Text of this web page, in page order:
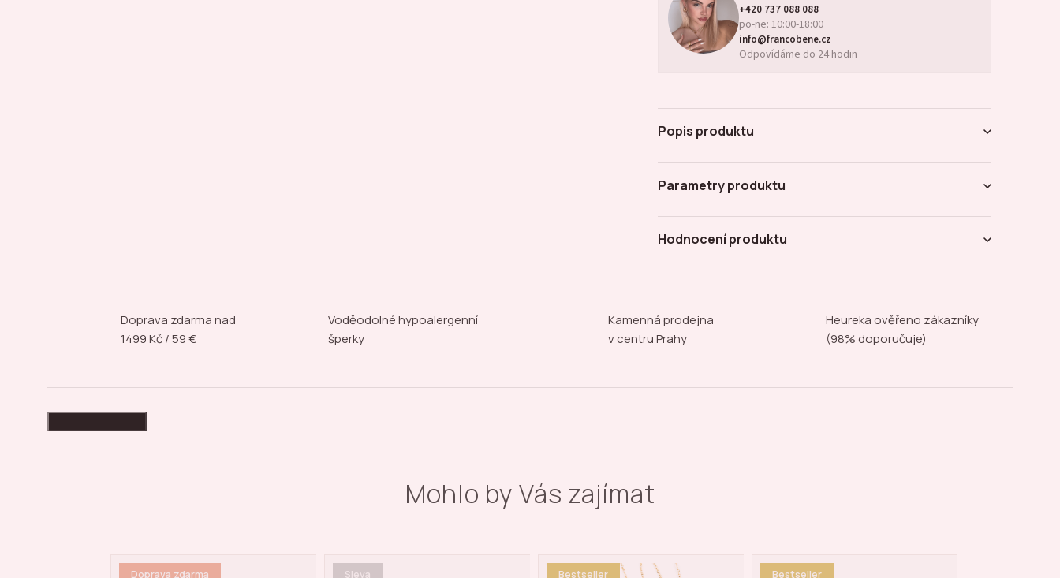
+420 737 088 088
po-ne: 10:00-18:00
info@francobene.cz
Odpovídáme do 24 hodin
Popis produktu
Parametry produktu
Hodnocení produktu
Doprava zdarma nad
1499 Kč / 59 €
Voděodolné hypoalergenní
šperky
Kamenná prodejna
v centru Prahy
Heureka ověřeno zákazníky
(98% doporučuje)
Mohlo by Vás zajímat
Sleva
Bestseller
Bestseller
Bestseller